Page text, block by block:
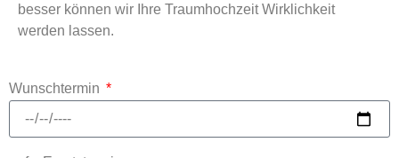
besser können wir Ihre Traumhochzeit Wirklichkeit
werden lassen.
Wunschtermin